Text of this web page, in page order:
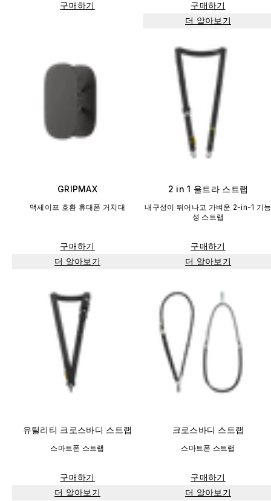
구매하기
구매하기
더 알아보기
GRIPMAX
맥세이프 호환 휴대폰 거치대
구매하기
더 알아보기
2 in 1 울트라 스트랩
내구성이 뛰어나고 가벼운 2-in-1 기능
성 스트랩
구매하기
더 알아보기
유틸리티 크로스바디 스트랩
스마트폰 스트랩
구매하기
더 알아보기
크로스바디 스트랩
스마트폰 스트랩
구매하기
더 알아보기